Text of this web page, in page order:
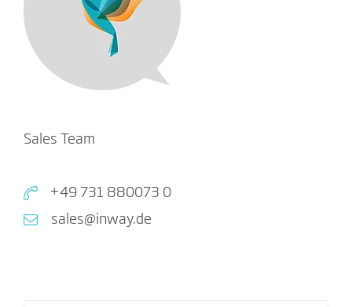
Sales Team
+49 731 880073 0
sales@inway.de